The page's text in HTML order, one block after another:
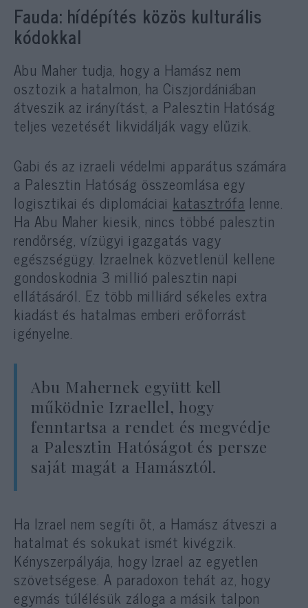
Fauda: hídépítés közös kulturális
kódokkal
Abu Maher tudja, hogy a Hamász nem
osztozik a hatalmon, ha Ciszjordániában
átveszik az irányítást, a Palesztin Hatóság
teljes vezetését likvidálják vagy elűzik.
Gabi és az izraeli védelmi apparátus számára
a Palesztin Hatóság összeomlása egy
logisztikai és diplomáciai katasztrófa lenne.
Ha Abu Maher kiesik, nincs többé palesztin
rendőrség, vízügyi igazgatás vagy
egészségügy. Izraelnek közvetlenül kellene
gondoskodnia 3 millió palesztin napi
ellátásáról. Ez több milliárd sékeles extra
kiadást és hatalmas emberi erőforrást
igényelne.
Abu Mahernek együtt kell
működnie Izraellel, hogy
fenntartsa a rendet és megvédje
a Palesztin Hatóságot és persze
saját magát a Hamásztól.
Ha Izrael nem segíti őt, a Hamász átveszi a
hatalmat és sokukat ismét kivégzik.
Kényszerpályája, hogy Izrael az egyetlen
szövetségese. A paradoxon tehát az, hogy
egymás túlélésük záloga a másik talpon